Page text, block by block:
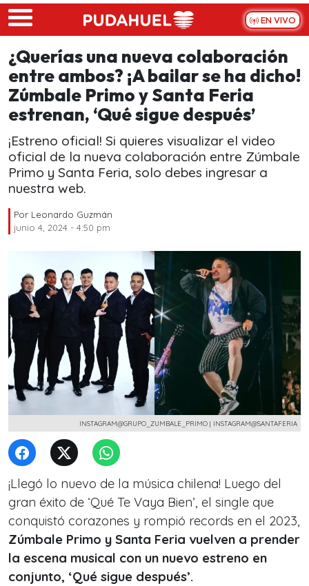
Skip to main content
EN VIVO
¿Querías una nueva colaboración
entre ambos? ¡A bailar se ha dicho!
Zúmbale Primo y Santa Feria
estrenan, ‘Qué sigue después’
¡Estreno oficial! Si quieres visualizar el video
oficial de la nueva colaboración entre Zúmbale
Primo y Santa Feria, solo debes ingresar a
nuestra web.
Por Leonardo Guzmán
junio 4, 2024 - 4:50 pm
INSTAGRAM@GRUPO_ZUMBALE_PRIMO | INSTAGRAM@SANTAFERIA
¡Llegó lo nuevo de la música chilena! Luego del
gran éxito de ‘Qué Te Vaya Bien’, el single que
conquistó corazones y rompió records en el 2023,
Zúmbale Primo y Santa Feria vuelven a prender
la escena musical con un nuevo estreno en
conjunto, ‘Qué sigue después’.